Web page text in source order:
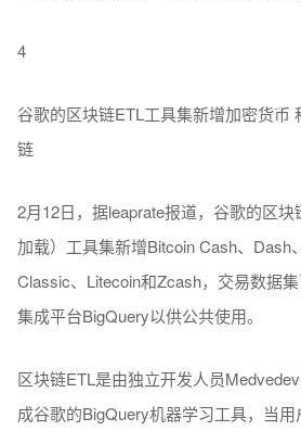
4
谷歌的区块链ETL工具集新增加密货币
链
2月12日，据leaprate报道，谷歌的区
加载）工具集新增Bitcoin Cash、Dash
Classic、Litecoin和Zcash，交易数据
集成平台BigQuery以供公共使用。
区块链ETL是由独立开发人员
成谷歌的BigQuery机器学习工具，当